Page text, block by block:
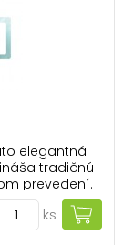
elegantná
tradičnú
prevedení.
je
decentnými
Obálka
ks